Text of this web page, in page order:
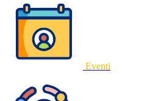
Eventi